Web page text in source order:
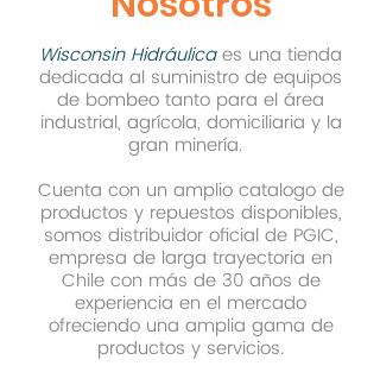
Wisconsin Hidráulicaes una tienda
dedicada al suministro de equipos
de bombeo tanto para el área
industrial, agrícola, domiciliaria y la
gran minería.
Cuenta con un amplio catalogo de
productos y repuestos disponibles,
somos distribuidor oficial de PGIC,
empresa de larga trayectoria en
Chile con más de 30 años de
experiencia en el mercado
ofreciendo una amplia gama de
productos y servicios.